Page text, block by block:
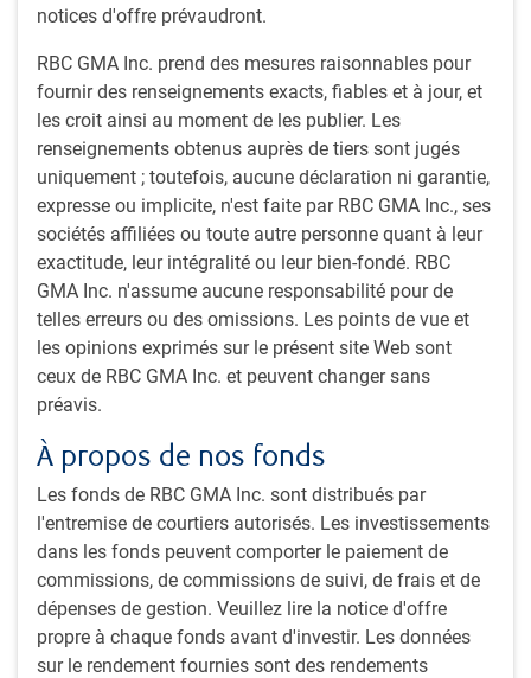
notices d'offre prévaudront.
RBC GMA Inc. prend des mesures raisonnables pour
fournir des renseignements exacts, fiables et à jour, et
les croit ainsi au moment de les publier. Les
renseignements obtenus auprès de tiers sont jugés
uniquement ; toutefois, aucune déclaration ni garantie,
expresse ou implicite, n'est faite par RBC GMA Inc., ses
sociétés affiliées ou toute autre personne quant à leur
exactitude, leur intégralité ou leur bien-fondé. RBC
GMA Inc. n'assume aucune responsabilité pour de
telles erreurs ou des omissions. Les points de vue et
les opinions exprimés sur le présent site Web sont
ceux de RBC GMA Inc. et peuvent changer sans
préavis.
À propos de nos fonds
Les fonds de RBC GMA Inc. sont distribués par
l'entremise de courtiers autorisés. Les investissements
dans les fonds peuvent comporter le paiement de
commissions, de commissions de suivi, de frais et de
dépenses de gestion. Veuillez lire la notice d'offre
propre à chaque fonds avant d'investir. Les données
sur le rendement fournies sont des rendements
Voici donc un premier constat : le dollar aurait pu faire
mieux. La monnaie est restée à des niveaux pondérés en
fonction des échanges dans une fourchette relativement
étroite depuis plus d’un an. Bien que le dollar se soit
raffermi de 3 % depuis son niveau en janvier, il reste à peu
près à 8 % sous son pic de 2022 (figure 1). Une telle
stagnation ne justifie guère l’enthousiasme exprimé – ledit
« exceptionnalisme américain » – dans les médias.
L’incapacité du dollar à exceller en présence de solides
données économiques aux États-Unis s’explique, selon
nous, par la présence de freins durables sur la devise. Le
billet vert peut en effet rester haut perché, mais ses futures
ascensions en présence de valorisations déjà si élevées
sont limitées. Nous l’avons souvent mentionné : les
dollar s’est renchéri de plus de 20 % (figure 2). La plupart
des autres modèles – y compris ceux englobant un
ensemble plus vaste de variables économiques – offrent
toutefois une évaluation identique.
Figure 1 : Le dollar américain est toujours inférieur à son
pic de 2022